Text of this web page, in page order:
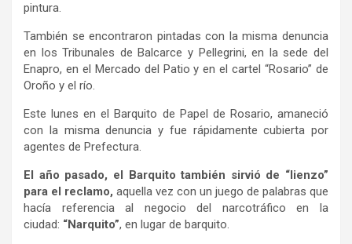
pintura.
También se encontraron pintadas con la misma denuncia
en los Tribunales de Balcarce y Pellegrini, en la sede del
Enapro, en el Mercado del Patio y en el cartel “Rosario” de
Oroño y el río.
Este lunes en el Barquito de Papel de Rosario, amaneció
con la misma denuncia y fue rápidamente cubierta por
agentes de Prefectura.
El año pasado, el Barquito también sirvió de “lienzo”
para el reclamo, aquella vez con un juego de palabras que
hacía referencia al negocio del narcotráfico en la
ciudad: “Narquito”, en lugar de barquito.